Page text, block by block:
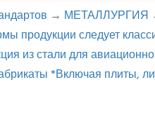
→ МЕТАЛЛУРГИЯ
продукции следует
из стали для
*Включая плиты,